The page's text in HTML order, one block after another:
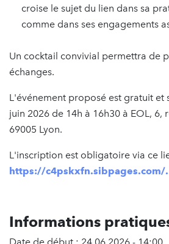
croise le sujet du lien dans sa
comme dans ses engagements
Un cocktail convivial permettra de
échanges.
L'événement proposé est gratuit et
juin 2026 de 14h à 16h30 à EOL, 6,
69005 Lyon.
L'inscription est obligatoire via ce
https://c4pskxfn.sibpages.com/.
Informations